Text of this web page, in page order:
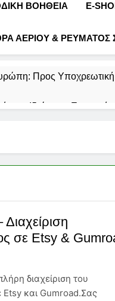
ΒΟΉΘΕΙΑ E-
ΑΕΡΙΟΥ & ΡΕΥΜΑΤΟΣ
Προς
Ιδιώτες &
υπεύθυνη κίνηση που
Σύγχρονη
για τη Σεζόν 2026
Κάθε Ασφαλιστικός
σε Etsy &
διαχείριση του
και Gumroad.Σας